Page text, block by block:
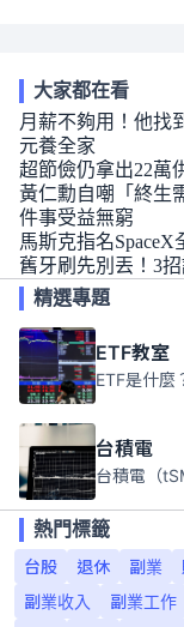
大家都在看
月薪不夠用！他找
元養全家
超節儉仍拿出22萬
黃仁勳自嘲「終生
件事受益無窮
馬斯克指名
舊牙刷先別丟！3
精選專題
ETF教室
台積電
熱門標籤
台股
退休 副業
副業收入
副業工作